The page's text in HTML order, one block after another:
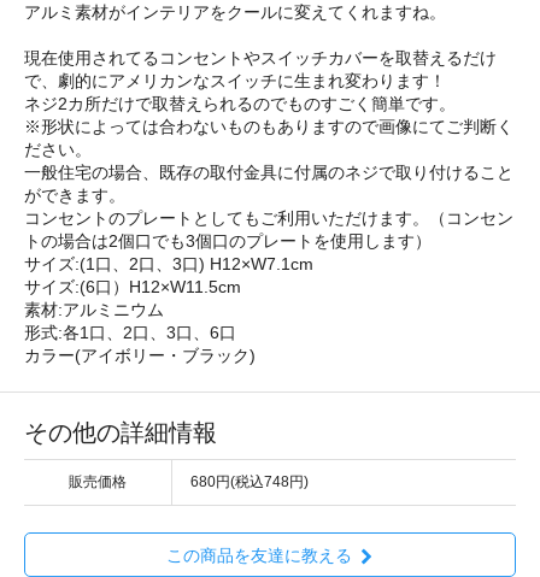
アルミ素材がインテリアをクールに変えてくれますね。
現在使用されてるコンセントやスイッチカバーを取替えるだけ
で、劇的にアメリカンなスイッチに生まれ変わります！
ネジ2カ所だけで取替えられるのでものすごく簡単です。
※形状によっては合わないものもありますので画像にてご判断く
ださい。
一般住宅の場合、既存の取付金具に付属のネジで取り付けること
ができます。
コンセントのプレートとしてもご利用いただけます。（コンセン
トの場合は2個口でも3個口のプレートを使用します）
サイズ:(1口、2口、3口) H12×W7.1cm
サイズ:(6口）H12×W11.5cm
素材:アルミニウム
形式:各1口、2口、3口、6口
カラー(アイボリー・ブラック)
その他の詳細情報
販売価格 680円(税込748円)
この商品を友達に教える